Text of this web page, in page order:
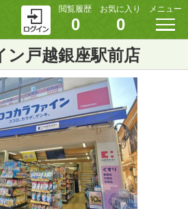
閲覧履歴
0
お気に入り
0
メニュー
ン戸越銀座駅前店